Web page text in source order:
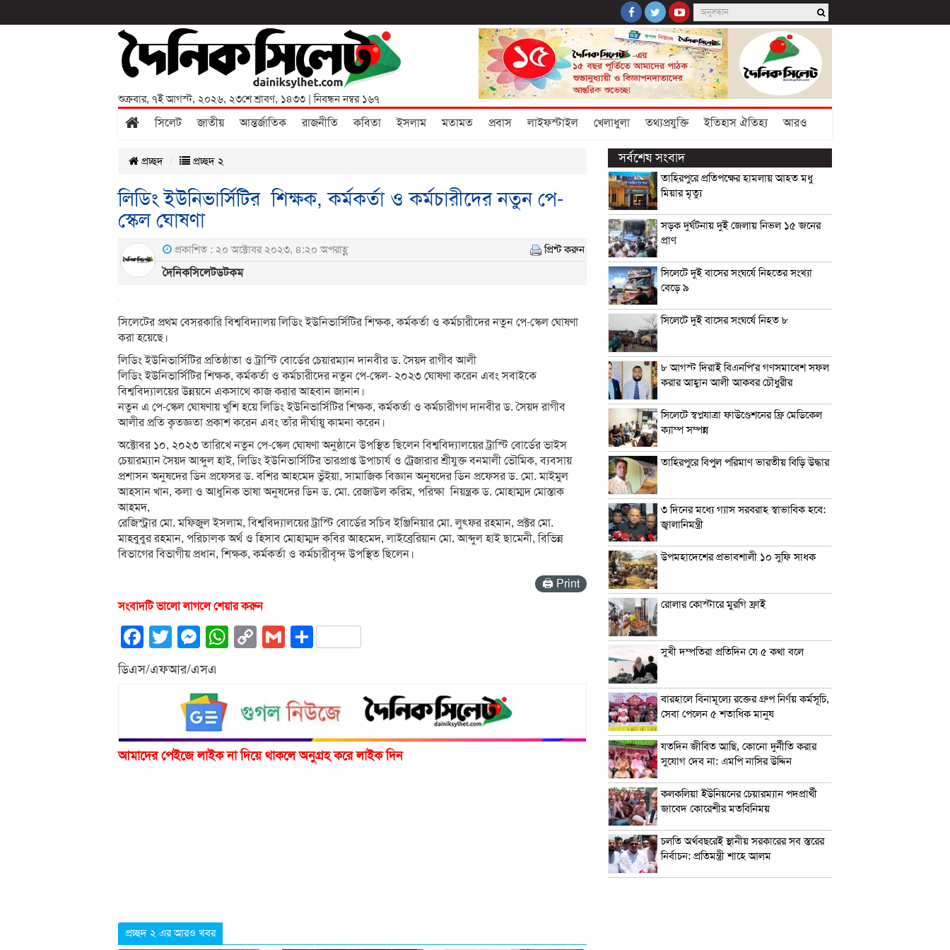
শুক্রবার, ৭ই আগস্ট, ২০২৬, ২৩শে শ্রাবণ, ১৪৩৩ | নিবন্ধন নম্বর ১৬৭
সিলেট জাতীয় আন্তর্জাতিক রাজনীতি কবিতা ইসলাম মতামত প্রবাস লাইফস্টাইল খেলাধুলা তথ্যপ্রযুক্তি ইতিহাস ঐতিহ্য আরও
প্রচ্ছদ প্রচ্ছদ ২
লিডিং ইউনিভার্সিটির শিক্ষক, কর্মকর্তা ও কর্মচারীদের নতুন পে-
স্কেল ঘোষণা
প্রকাশিত : ২০ অক্টোবর ২০২৩, ৪:২০ অপরাহ্ণ প্রিন্ট করুন
দৈনিকসিলেটডটকম
সিলেটের প্রথম বেসরকারি বিশ্ববিদ্যালয় লিডিং ইউনিভার্সিটির শিক্ষক, কর্মকর্তা ও কর্মচারীদের নতুন পে-স্কেল ঘোষণা
করা হয়েছে।
লিডিং ইউনিভার্সিটির প্রতিষ্ঠাতা ও ট্রাস্টি বোর্ডের চেয়ারম্যান দানবীর ড. সৈয়দ রাগীব আলী
লিডিং ইউনিভার্সিটির শিক্ষক, কর্মকর্তা ও কর্মচারীদের নতুন পে-স্কেল- ২০২৩ ঘোষণা করেন এবং সবাইকে
বিশ্ববিদ্যালয়ের উন্নয়নে একসাথে কাজ করার আহবান জানান।
নতুন এ পে-স্কেল ঘোষণায় খুশি হয়ে লিডিং ইউনিভার্সিটির শিক্ষক, কর্মকর্তা ও কর্মচারীগণ দানবীর ড. সৈয়দ রাগীব
আলীর প্রতি কৃতজ্ঞতা প্রকাশ করেন এবং তাঁর দীর্ঘায়ু কামনা করেন।
অক্টোবর ১০, ২০২৩ তারিখে নতুন পে-স্কেল ঘোষণা অনুষ্ঠানে উপস্থিত ছিলেন বিশ্ববিদ্যালয়ের ট্রাস্টি বোর্ডের ভাইস
চেয়ারম্যান সৈয়দ আব্দুল হাই, লিডিং ইউনিভার্সিটির ভারপ্রাপ্ত উপাচার্য ও ট্রেজারার শ্রীযুক্ত বনমালী ভৌমিক, ব্যবসায়
প্রশাসন অনুষদের ডিন প্রফেসর ড. বশির আহমেদ ভুঁইয়া, সামাজিক বিজ্ঞান অনুষদের ডিন প্রফেসর ড. মো. মাইমুল
আহসান খান, কলা ও আধুনিক ভাষা অনুষদের ডিন ড. মো. রেজাউল করিম, পরিক্ষা নিয়ন্ত্রক ড. মোহাম্মদ মোস্তাক
আহমদ,
রেজিস্ট্রার মো. মফিজুল ইসলাম, বিশ্ববিদ্যালয়ের ট্রাস্টি বোর্ডের সচিব ইঞ্জিনিয়ার মো. লুৎফর রহমান, প্রক্টর মো.
মাহবুবুর রহমান, পরিচালক অর্থ ও হিসাব মোহাম্মদ কবির আহমেদ, লাইব্রেরিয়ান মো. আব্দুল হাই ছামেনী, বিভিন্ন
বিভাগের বিভাগীয় প্রধান, শিক্ষক, কর্মকর্তা ও কর্মচারীবৃন্দ উপস্থিত ছিলেন।
🖨 Print
সংবাদটি ভালো লাগলে শেয়ার করুন
Facebook
Twitter
Messenger
WhatsApp
CopyGmailShare
ডিএস/এফআর/এসএ
আমাদের পেইজে লাইক না দিয়ে থাকলে অনুগ্রহ করে লাইক দিন
প্রচ্ছদ ২ এর আরও খবর
সর্বশেষ সংবাদ
তাহিরপুরে প্রতিপক্ষের হামলায় আহত মধু
মিয়ার মৃত্যু
সড়ক দুর্ঘটনায় দুই জেলায় নিভল ১৫ জনের
প্রাণ
সিলেটে দুই বাসের সংঘর্ষে নিহতের সংখ্যা
বেড়ে ৯
সিলেটে দুই বাসের সংঘর্ষে নিহত ৮
৮ আগস্ট দিরাই বিএনপি’র গণসমাবেশ সফল
করার আহ্বান আলী আকবর চৌধুরীর
সিলেটে স্বপ্নযাত্রা ফাউণ্ডেশনের ফ্রি মেডিকেল
ক্যাম্প সম্পন্ন
তাহিরপুরে বিপুল পরিমাণ ভারতীয় বিড়ি উদ্ধার
৩ দিনের মধ্যে গ্যাস সরবরাহ স্বাভাবিক হবে:
জ্বালানিমন্ত্রী
উপমহাদেশের প্রভাবশালী ১০ সুফি সাধক
রোলার কোস্টারে মুরগি ফ্রাই
সুখী দম্পতিরা প্রতিদিন যে ৫ কথা বলে
বারহালে বিনামূল্যে রক্তের গ্রুপ নির্ণয় কর্মসূচি,
সেবা পেলেন ৫ শতাধিক মানুষ
যতদিন জীবিত আছি, কোনো দুর্নীতি করার
সুযোগ দেব না: এমপি নাসির উদ্দিন
কলকলিয়া ইউনিয়নের চেয়ারম্যান পদপ্রার্থী
জাবেদ কোরেশীর মতবিনিময়
চলতি অর্থবছরেই স্থানীয় সরকারের সব স্তরের
নির্বাচন: প্রতিমন্ত্রী শাহে আলম